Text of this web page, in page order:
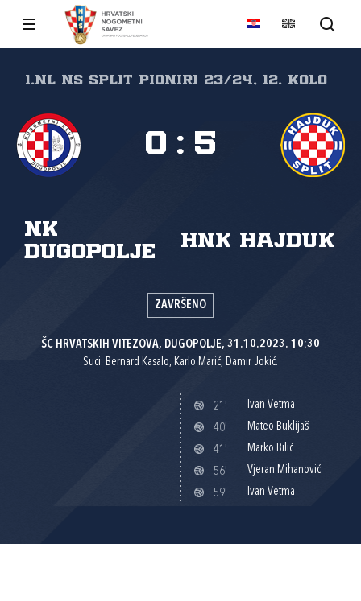
1.NL NS Split Pioniri 23/24, 12. kolo
NK
Dugopolje
HNK Hajduk
0 : 5
ZAVRŠENO
ŠC HRVATSKIH VITEZOVA, DUGOPOLJE, 31.10.2023. 10:30
Suci: Bernard Kasalo, Karlo Marić, Damir Jokić.
21'
Ivan Vetma
40'
Mateo Buklijaš
41'
Marko Bilić
56'
Vjeran Mihanović
59'
Ivan Vetma